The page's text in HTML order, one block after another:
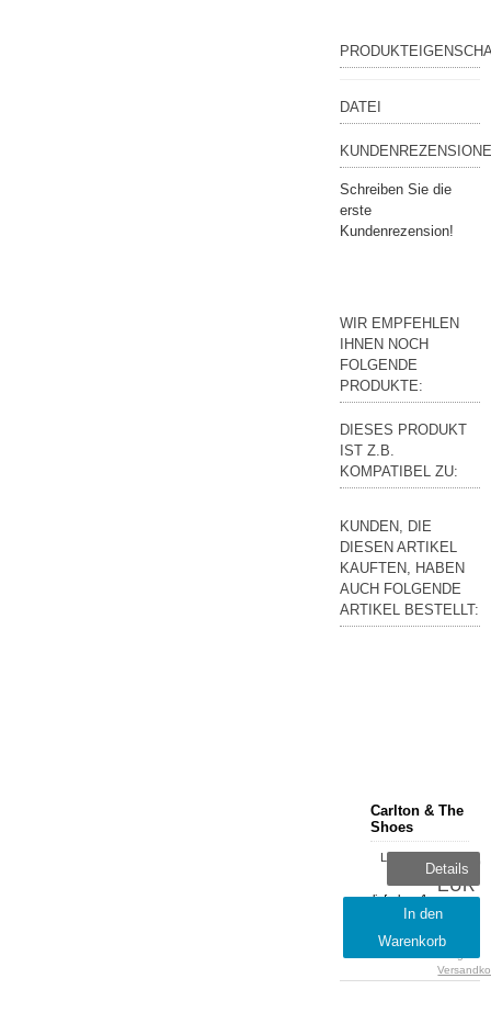
DATEI
Schreiben Sie die
erste
Kundenrezension!
WIR EMPFEHLEN
IHNEN NOCH
FOLGENDE
PRODUKTE:
DIESES PRODUKT
IST Z.B.
KOMPATIBEL ZU:
KUNDEN, DIE
DIESEN ARTIKEL
KAUFTEN, HABEN
AUCH FOLGENDE
ARTIKEL BESTELLT:
Carlton & The
Shoes
Lieferzeit:
sofort
lieferbar, 1-
2 Tage
15,29
EUR
MwSt.
Details
In den
Warenkorb